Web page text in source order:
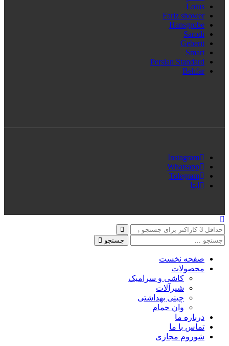
Lotus
Fariz shower
Hansgrobe
Sarodi
Geberit
Smart
Persian Standard
Behfar
Instagram
Whatsapp
Telegram
ایتا
جستجو
صفحه نخست
محصولات
کاشی و سرامیک
شیرآلات
چینی بهداشتی
وان حمام
درباره ما
تماس با ما
شوروم مجازی